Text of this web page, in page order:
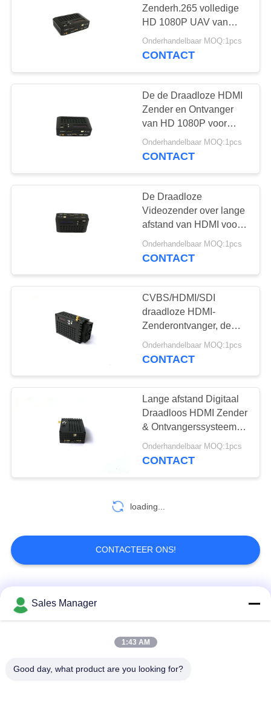
Zenderh.265 volledige
HD 1080P UAV van
HDMI Videozender
Onderhandelbaar MOQ:1pcs
CONTACT
De de Draadloze HDMI
Zender en Ontvanger
van HD 1080P voor
Projector200mw Output
Onderhandelbaar MOQ:1pcs
CONTACT
De Draadloze
Videozender over lange
afstand van HDMI voor
UAV Videosysteem
H.265
Onderhandelbaar MOQ:1pcs
CONTACT
CVBS/HDMI/SDI
draadloze HDMI-
Zenderontvanger, de
Zender van 1080P
HDMI Wifi
Onderhandelbaar MOQ:1pcs
CONTACT
Lange afstand Digitaal
Draadloos HDMI Zender
& Ontvangerssysteem
voor UAV
Hommelsysteem
Onderhandelbaar MOQ:1pcs
CONTACT
loading...
CONTACTEER ONS!
populaire categorieën
De draadloze
COFDM
Sales Manager
1:43 AM
Good day, what product are you looking for?